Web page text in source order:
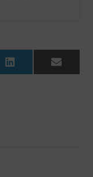
LinkedIn Email